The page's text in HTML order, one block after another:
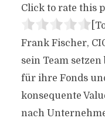
Click to rate this
Frank Fischer,
sein Team
für ihre Fonds
konsequente
nach